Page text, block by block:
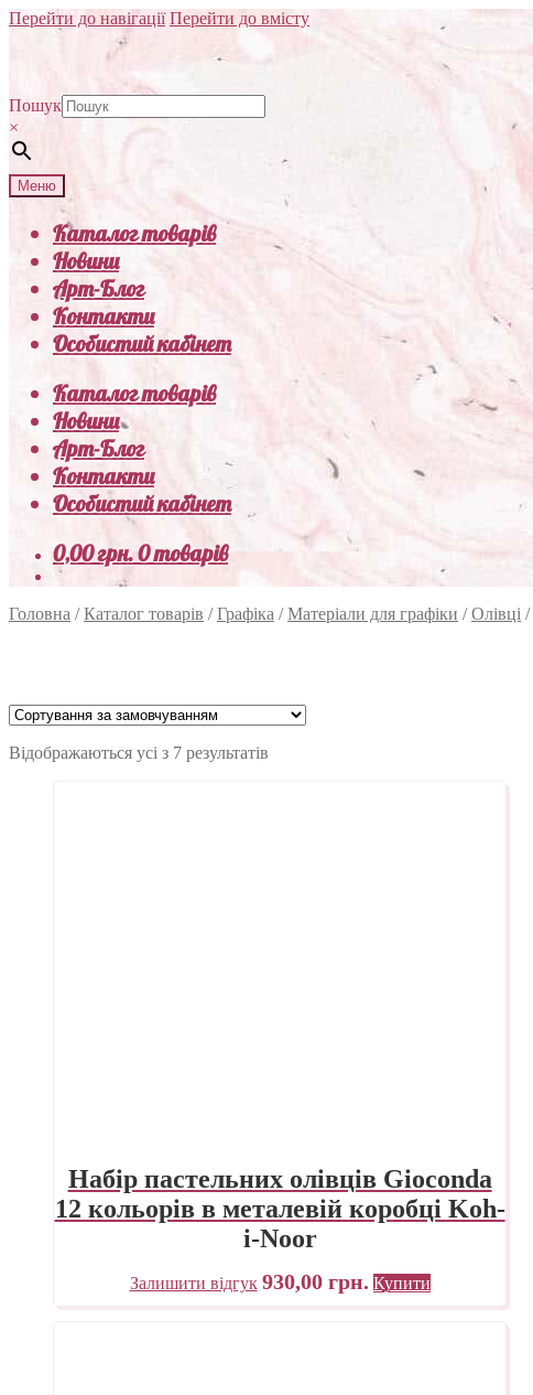
Перейти до навігації Перейти до вмісту
Пошук
×
Меню
Каталог товарів
Новини
Арт-Блог
Контакти
Особистий кабінет
Каталог товарів
Новини
Арт-Блог
Контакти
Особистий кабінет
0,00грн.0 товарів
Головна /Каталог товарів /Графіка /Матеріали для графіки /Олівці /
Відображаються усі з 7 результатів
Набір пастельних олівців Gioconda
12 кольорів в металевій коробці Koh-
i-Noor
Залишити відгук 930,00 грн. Купити